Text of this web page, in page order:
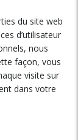
du site web
d’utilisateur
nous
façon, vous
visite sur
dans votre